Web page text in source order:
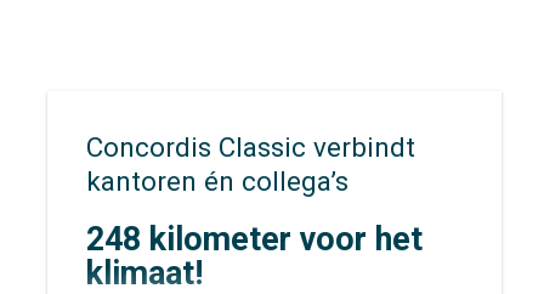
Concordis Classic verbindt
kantoren én collega’s
248 kilometer voor het
klimaat!